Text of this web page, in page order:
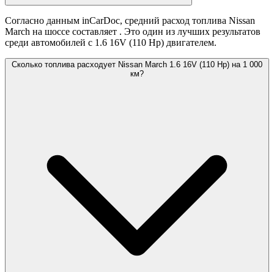
Согласно данным inCarDoc, средний расход топлива Nissan
March на шоссе составляет . Это один из лучших результатов
среди автомобилей с 1.6 16V (110 Hp) двигателем.
Сколько топлива расходует Nissan March 1.6 16V (110 Hp) на 1 000
км?